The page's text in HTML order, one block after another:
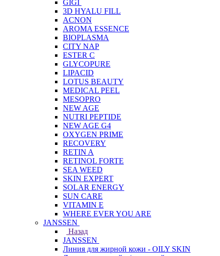
GIGI
3D HYALU FILL
ACNON
AROMA ESSENCE
BIOPLASMA
CITY NAP
ESTER C
GLYCOPURE
LIPACID
LOTUS BEAUTY
MEDICAL PEEL
MESOPRO
NEW AGE
NUTRI PEPTIDE
NEW AGE G4
OXYGEN PRIME
RECOVERY
RETIN A
RETINOL FORTE
SEA WEED
SKIN EXPERT
SOLAR ENERGY
SUN CARE
VITAMIN E
WHERE EVER YOU ARE
JANSSEN
Назад
JANSSEN
Линия для жирной кожи - OILY SKIN